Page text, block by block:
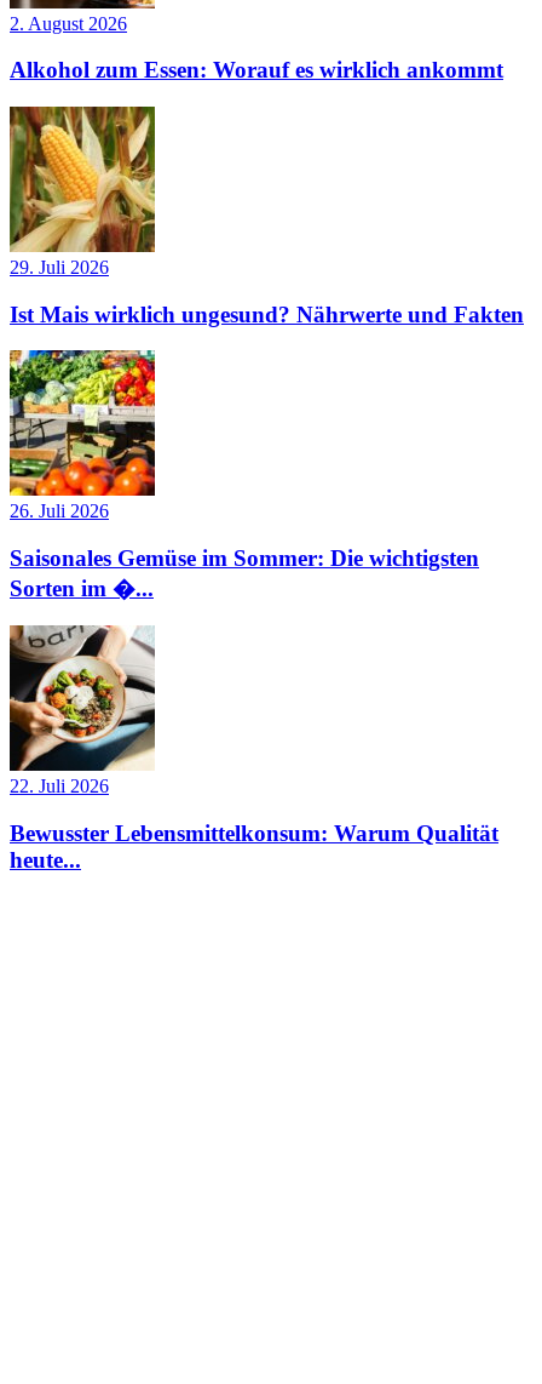
2. August 2026
Alkohol zum Essen: Worauf es wirklich ankommt
29. Juli 2026
Ist Mais wirklich ungesund? Nährwerte und Fakten
26. Juli 2026
Saisonales Gemüse im Sommer: Die wichtigsten
Sorten im �...
22. Juli 2026
Bewusster Lebensmittelkonsum: Warum Qualität
heute...